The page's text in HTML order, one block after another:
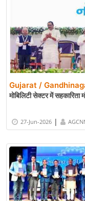
Gujarat /
मोबिलिटी सेक्टर में सहकारिता
27-Jun-2026 |